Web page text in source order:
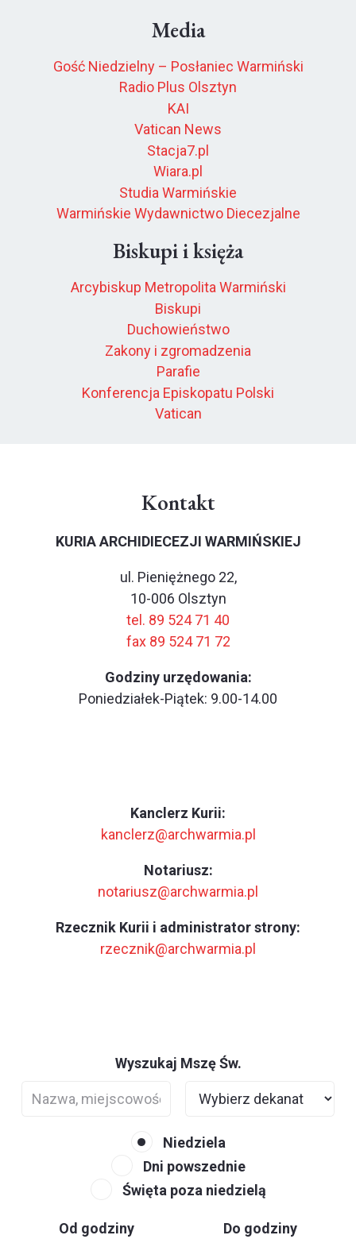
Media
Gość Niedzielny – Posłaniec Warmiński
Radio Plus Olsztyn
KAI
Vatican News
Stacja7.pl
Wiara.pl
Studia Warmińskie
Warmińskie Wydawnictwo Diecezjalne
Biskupi i księża
Arcybiskup Metropolita Warmiński
Biskupi
Duchowieństwo
Zakony i zgromadzenia
Parafie
Konferencja Episkopatu Polski
Vatican
Kontakt
KURIA ARCHIDIECEZJI WARMIŃSKIEJ
ul. Pieniężnego 22,
10-006 Olsztyn
tel. 89 524 71 40
fax 89 524 71 72
Godziny urzędowania:
Poniedziałek-Piątek: 9.00-14.00
Kanclerz Kurii:
kanclerz@archwarmia.pl
Notariusz:
notariusz@archwarmia.pl
Rzecznik Kurii i administrator strony:
rzecznik@archwarmia.pl
Wyszukaj Mszę Św.
Niedziela
Dni powszednie
Święta poza niedzielą
Od godziny Do godziny